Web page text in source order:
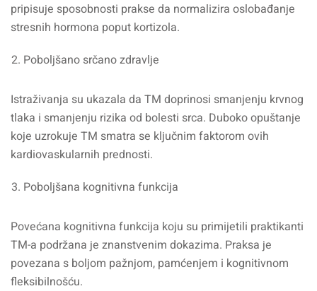
pripisuje sposobnosti prakse da normalizira oslobađanje
stresnih hormona poput kortizola.
Poboljšano srčano zdravlje
Istraživanja su ukazala da TM doprinosi smanjenju krvnog
tlaka i smanjenju rizika od bolesti srca. Duboko opuštanje
koje uzrokuje TM smatra se ključnim faktorom ovih
kardiovaskularnih prednosti.
Poboljšana kognitivna funkcija
Povećana kognitivna funkcija koju su primijetili praktikanti
TM-a podržana je znanstvenim dokazima. Praksa je
povezana s boljom pažnjom, pamćenjem i kognitivnom
fleksibilnošću.